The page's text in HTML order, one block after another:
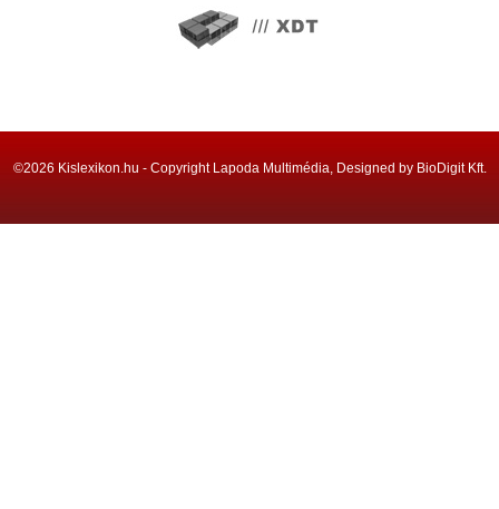
©2026 Kislexikon.hu - Copyright Lapoda Multimédia, Designed by BioDigit Kft.